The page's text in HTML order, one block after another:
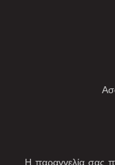
Η παραγγελία σας